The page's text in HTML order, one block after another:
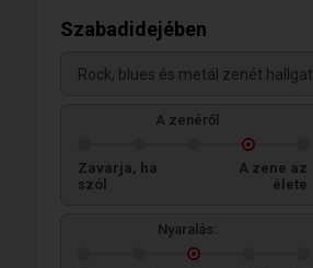
Szabadidejében
Rock, blues és metál zenét hallgat
A zenéről
Zavarja, ha
szól
A zene az
élete
Nyaralás: